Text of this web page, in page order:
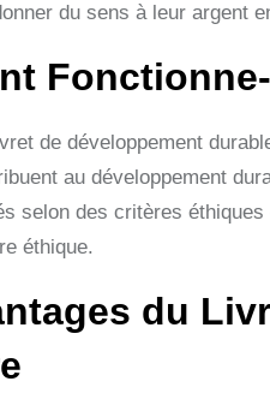
du sens à leur argent
de développement
au développement
selon des critères
éthique.
du